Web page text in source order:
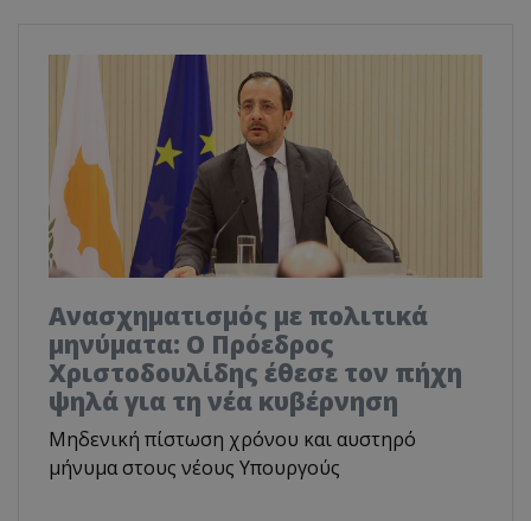
Ανασχηματισμός με πολιτικά
μηνύματα: Ο Πρόεδρος
Χριστοδουλίδης έθεσε τον πήχη
ψηλά για τη νέα κυβέρνηση
Μηδενική πίστωση χρόνου και αυστηρό
μήνυμα στους νέους Υπουργούς